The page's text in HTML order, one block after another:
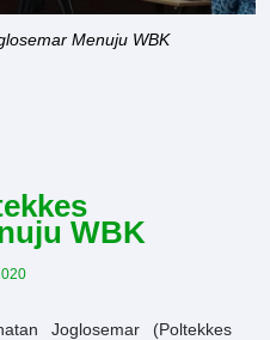
Menuju WBK
WBK
Joglosemar (Poltekkes